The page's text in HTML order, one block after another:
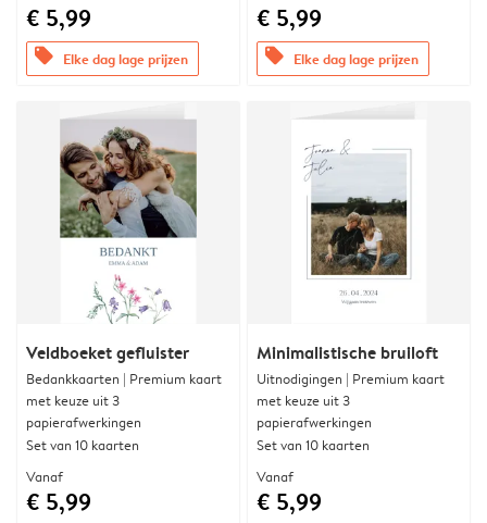
€ 5,99
offers Elke dag lage prijzen
€ 5,99
offers Elke dag lage prijzen
Veldboeket gefluister
Bedankkaarten | Premium kaart
met keuze uit 3
papierafwerkingen
Set van 10 kaarten
Vanaf
€ 5,99
Minimalistische bruiloft
Uitnodigingen | Premium kaart
met keuze uit 3
papierafwerkingen
Set van 10 kaarten
Vanaf
€ 5,99